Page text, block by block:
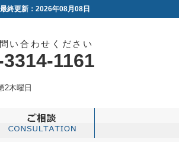
最終更新：2026年08月08日
い合わせください
1161
2木曜日